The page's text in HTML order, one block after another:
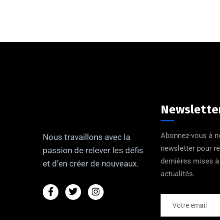
Nous travaillons avec la
passion de relever les défis
et d’en créer de nouveaux.
Abonnez-vous à
newsletter pour
dernières mises
actualités.